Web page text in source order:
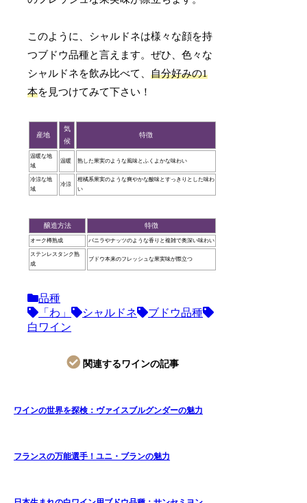
このように、シャルドネは様々な顔を持
つブドウ品種と言えます。ぜひ、色々な
シャルドネを飲み比べて、自分好みの1
本を見つけてみて下さい！
産地
気
候
特徴
温暖な地
域
温暖 熟した果実のような風味とふくよかな味わい
冷涼な地
域
冷涼
柑橘系果実のような爽やかな酸味とすっきりとした味わ
い
醸造方法 特徴
オーク樽熟成 バニラやナッツのような香りと複雑で奥深い味わい
ステンレスタンク熟
成
ブドウ本来のフレッシュな果実味が際立つ
品種
「わ」
シャルドネ
ブドウ品種
白ワイン
関連するワインの記事
ワインの世界を探検：ヴァイスブルグンダーの魅力
フランスの万能選手！ユニ・ブランの魅力